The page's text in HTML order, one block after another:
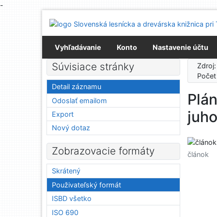
-
Prejsť na menu
Prehlásenie o webovej prístupnosti
Vyhľadávanie
Konto Nastavenie účtu
článok
Súvisiace stránky
Detail záznamu
Odoslať emailom
Export
Nový dotaz
Zobrazovacie formáty
Skrátený
Použivateľský formát
ISBD všetko
ISO 690